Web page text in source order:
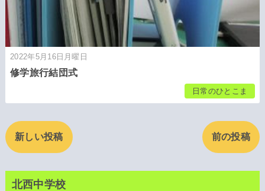
2022年5月16日月曜日
修学旅行結団式
日常のひとこま
新しい投稿 前の投稿
北西中学校